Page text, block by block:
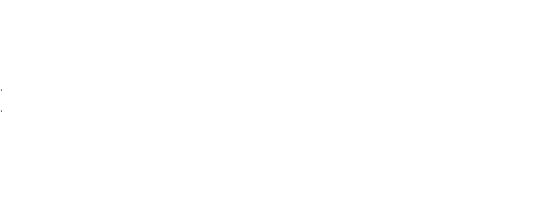
.
.